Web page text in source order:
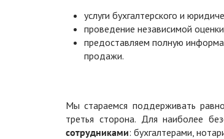
услуги бухгалтерского и
проведение независимой
предоставляем полную
продажи.
Мы стараемся поддерживать
третья сторона. Для наиболее
сотрудниками: бухгалтерами,